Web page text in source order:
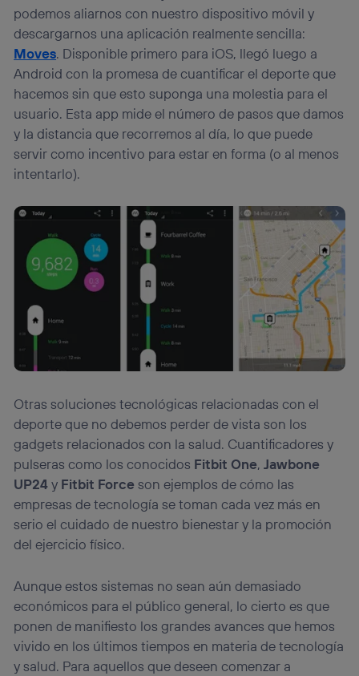
podemos aliarnos con nuestro dispositivo móvil y
descargarnos una aplicación realmente sencilla:
Moves. Disponible primero para iOS, llegó luego a
Android con la promesa de cuantificar el deporte que
hacemos sin que esto suponga una molestia para el
usuario. Esta app mide el número de pasos que damos
y la distancia que recorremos al día, lo que puede
servir como incentivo para estar en forma (o al menos
intentarlo).
Otras soluciones tecnológicas relacionadas con el
deporte que no debemos perder de vista son los
gadgets relacionados con la salud. Cuantificadores y
pulseras como los conocidos Fitbit One,Jawbone
UP24y Fitbit Forceson ejemplos de cómo las
empresas de tecnología se toman cada vez más en
serio el cuidado de nuestro bienestar y la promoción
del ejercicio físico.
Aunque estos sistemas no sean aún demasiado
económicos para el público general, lo cierto es que
ponen de manifiesto los grandes avances que hemos
vivido en los últimos tiempos en materia de tecnología
y salud. Para aquellos que deseen comenzar a